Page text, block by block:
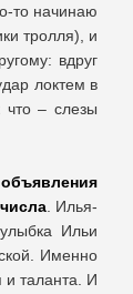
то начинаю
тролля), и
вдруг
локтем в
что – слезы
. Илья-
Ильи
Именно
и таланта. И